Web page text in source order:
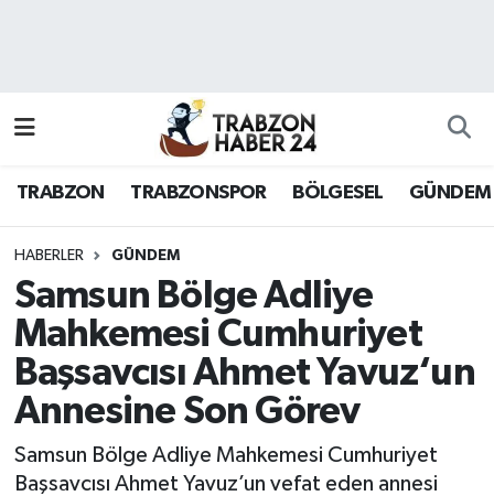
TRABZON TRABZONSPOR BÖLGESEL GÜNDEM
HABERLER GÜNDEM
Samsun Bölge Adliye
Mahkemesi Cumhuriyet
Başsavcısı Ahmet Yavuz‘un
Annesine Son Görev
Samsun Bölge Adliye Mahkemesi Cumhuriyet
Başsavcısı Ahmet Yavuz’un vefat eden annesi
Hava Durumu
Namaz Vakitleri
Trafik Durumu
Süper Lig Puan Durumu ve Fikstür
Tüm Manşetler
Son Dakika Haberleri
Haber Arşivi